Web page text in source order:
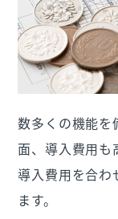
数多くの機能を
面、導入費用も
導入費用を合わ
ます。